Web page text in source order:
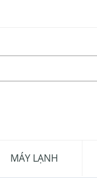
MÁY LẠNH